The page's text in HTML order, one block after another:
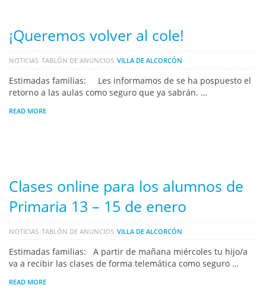
¡Queremos volver al cole!
NOTICIAS TABLÓN DE ANUNCIOS VILLA DE ALCORCÓN
Estimadas familias: Les informamos de se ha pospuesto el
retorno a las aulas como seguro que ya sabrán. …
READ MORE
Clases online para los alumnos de
Primaria 13 – 15 de enero
NOTICIAS TABLÓN DE ANUNCIOS VILLA DE ALCORCÓN
Estimadas familias: A partir de mañana miércoles tu hijo/a
va a recibir las clases de forma telemática como seguro …
READ MORE